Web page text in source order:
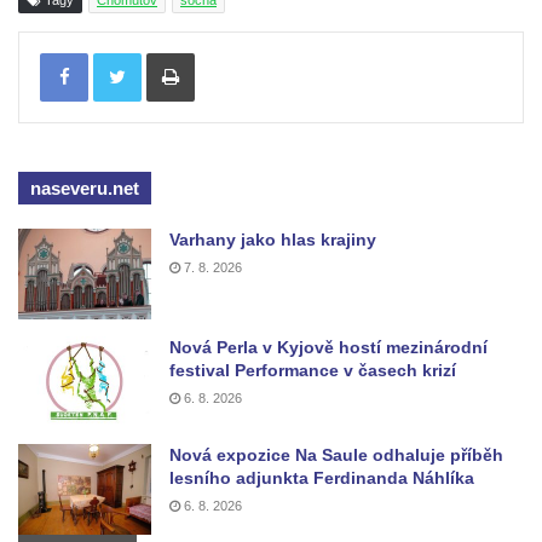
čp. 69/1 v Českých Budějovicích
Socha Jana Valeria Jirsíka u Černé věže v
Českých Budějovicích
kostela svatého Mikuláše v Českých
Budějovicích
Socha svatého Jana Nepomuckého u
kostela svaté Rodiny v Českých
Budějovicích
Socha S tebou v parku na Senovážném
náměstí v Českých Budějovicích
Socha Tornádo v parku na Senovážném
Sousoší Humanoidi na Lannově třídě v
Českých Budějovicích
Tisknout
naseveru.net
Varhany jako hlas krajiny
7. 8. 2026
Nová Perla v Kyjově hostí mezinárodní
festival Performance v časech krizí
6. 8. 2026
Nová expozice Na Saule odhaluje příběh
lesního adjunkta Ferdinanda Náhlíka
6. 8. 2026